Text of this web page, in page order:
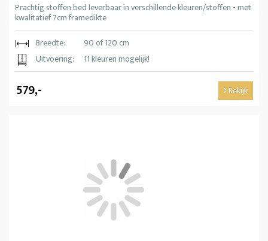
Prachtig stoffen bed leverbaar in verschillende kleuren/stoffen - met
kwalitatief 7cm framedikte
Breedte:
90 of 120 cm
Uitvoering:
11 kleuren mogelijk!
579,- Bekijk